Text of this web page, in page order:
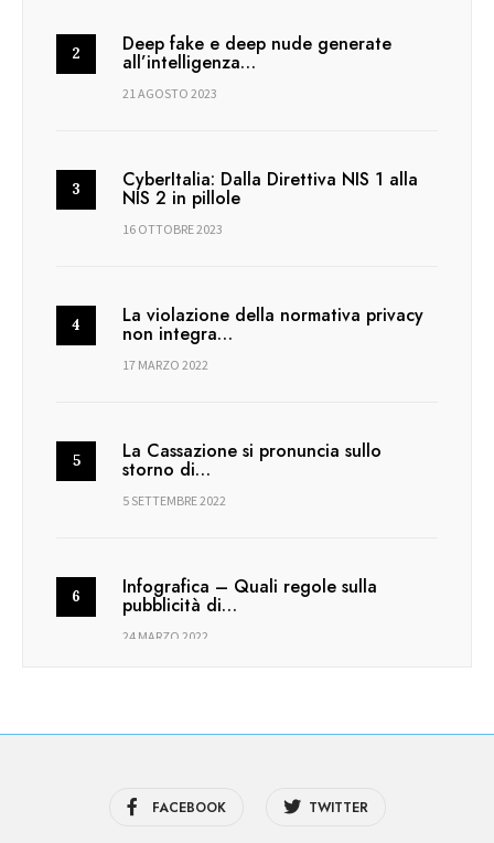
Deep fake e deep nude generate
all’intelligenza…
21 AGOSTO 2023
CyberItalia: Dalla Direttiva NIS 1 alla
NIS 2 in pillole
16 OTTOBRE 2023
La violazione della normativa privacy
non integra…
17 MARZO 2022
La Cassazione si pronuncia sullo
storno di…
5 SETTEMBRE 2022
Infografica – Quali regole sulla
pubblicità di…
24 MARZO 2022
FACEBOOK TWITTER